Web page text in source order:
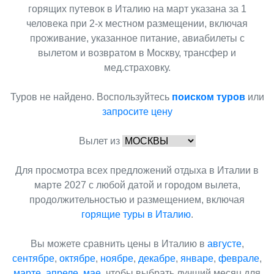
горящих путевок в Италию на март указана за 1
человека при 2-х местном размещении, включая
проживание, указанное питание, авиабилеты с
вылетом и возвратом в Москву, трансфер и
мед.страховку.
Туров не найдено. Воспользуйтесь поиском туровили
запросите цену
Вылет из
Для просмотра всех предложений отдыха в Италии в
марте 2027 с любой датой и городом вылета,
продолжительностью и размещением, включая
горящие туры в Италию.
Вы можете сравнить цены в Италию в августе,
сентябре, октябре, ноябре, декабре, январе, феврале,